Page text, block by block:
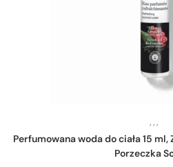
, , ,
Perfumowana woda do ciała 15
Porzeczka